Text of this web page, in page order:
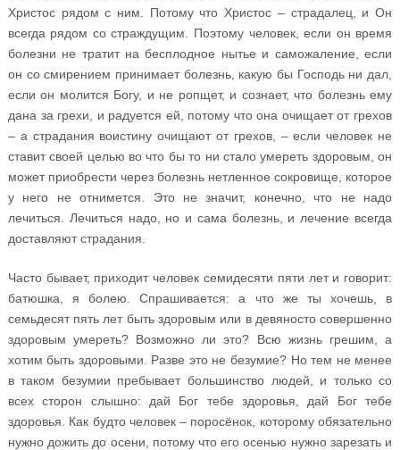
Христос рядом с ним. Потому что Христос – страдалец, и Он
всегда рядом со страждущим. Поэтому человек, если он время
болезни не тратит на бесплодное нытье и саможаление, если
он со смирением принимает болезнь, какую бы Господь ни дал,
если он молится Богу, и не ропщет, и сознает, что болезнь ему
дана за грехи, и радуется ей, потому что она очищает от грехов
– а страдания воистину очищают от грехов, – если человек не
ставит своей целью во что бы то ни стало умереть здоровым, он
может приобрести через болезнь нетленное сокровище, которое
у него не отнимется. Это не значит, конечно, что не надо
лечиться. Лечиться надо, но и сама болезнь, и лечение всегда
доставляют страдания.
Часто бывает, приходит человек семидесяти пяти лет и говорит:
батюшка, я болею. Спрашивается: а что же ты хочешь, в
семьдесят пять лет быть здоровым или в девяносто совершенно
здоровым умереть? Возможно ли это? Всю жизнь грешим, а
хотим быть здоровыми. Разве это не безумие? Но тем не менее
в таком безумии пребывает большинство людей, и только со
всех сторон слышно: дай Бог тебе здоровья, дай Бог тебе
здоровья. Как будто человек – поросёнок, которому обязательно
нужно дожить до осени, потому что его осенью нужно зарезать и